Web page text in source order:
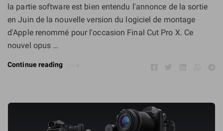
la partie software est bien entendu l'annonce de la sortie
en Juin de la nouvelle version du logiciel de montage
d'Apple renommé pour l'occasion Final Cut Pro X. Ce
nouvel opus …
Continue reading
vidéos, newsletter, offres de formation, podcasts et autres conseils pour
et tout ce qui peut vous y aider directement ou indirectement. Vous
pouvez vous désabonner à tout instant.